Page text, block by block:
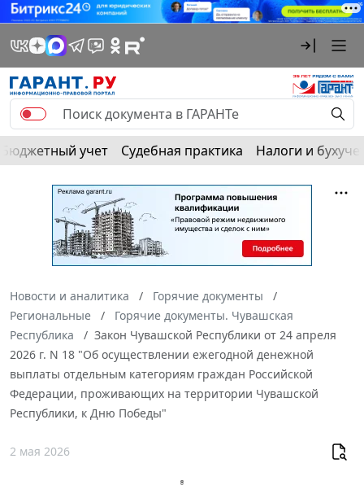
Бюджетный учет Судебная практика Налоги и
Новости и аналитика
Горячие документы
Региональные
Горячие документы. Чувашская
Республика
Закон Чувашской Республики от 24 апреля
2026 г. N 18 "Об осуществлении ежегодной денежной
выплаты отдельным категориям граждан Российской
Федерации, проживающих на территории Чувашской
Республики, к Дню Победы"
2 мая 2026